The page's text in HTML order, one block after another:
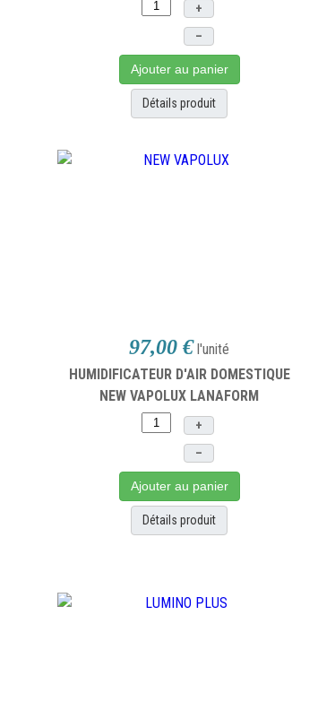
+
–
Ajouter au panier
Détails produit
97,00 € l'unité
HUMIDIFICATEUR D'AIR DOMESTIQUE
NEW VAPOLUX LANAFORM
+
–
Ajouter au panier
Détails produit